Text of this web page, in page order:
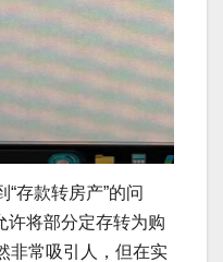
存款转房产”的问
许将部分定存转为购
非常吸引人，但在实